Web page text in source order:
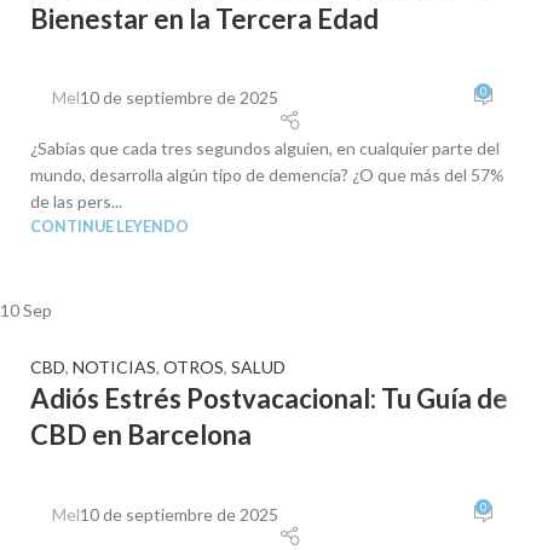
Bienestar en la Tercera Edad
Mel10 de septiembre de 2025 0
¿Sabías que cada tres segundos alguien, en cualquier parte del
mundo, desarrolla algún tipo de demencia? ¿O que más del 57%
de las pers...
CONTINUE LEYENDO
10Sep
CBD, NOTICIAS, OTROS, SALUD
Adiós Estrés Postvacacional: Tu Guía de
CBD en Barcelona
Mel10 de septiembre de 2025 0